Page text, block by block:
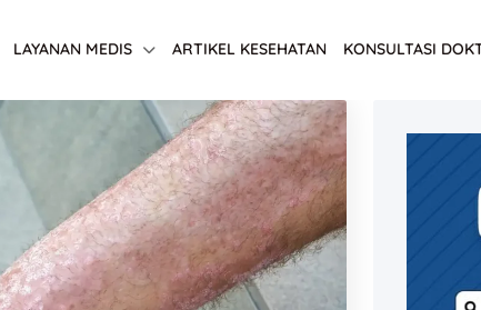
LAYANAN MEDIS ARTIKEL KESEHATAN KONSULTASI